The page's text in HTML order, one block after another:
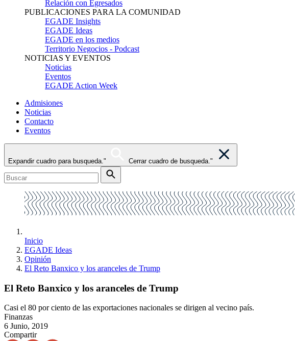
Relación con Egresados
PUBLICACIONES PARA LA COMUNIDAD
EGADE Insights
EGADE Ideas
EGADE en los medios
Territorio Negocios - Podcast
NOTICIAS Y EVENTOS
Noticias
Eventos
EGADE Action Week
Admisiones
Noticias
Contacto
Eventos
Expandir cuadro para busqueda." Cerrar cuadro de busqueda."
Inicio
EGADE Ideas
Opinión
El Reto Banxico y los aranceles de Trump
El Reto Banxico y los aranceles de Trump
Casi el 80 por ciento de las exportaciones nacionales se dirigen al vecino país.
Finanzas
6 Junio, 2019
Compartir